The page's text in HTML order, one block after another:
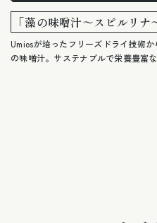
「藻の味噌汁～スピルリナ
Umiosが培ったフリーズドライ技術
の味噌汁。サステナブルで栄養豊富